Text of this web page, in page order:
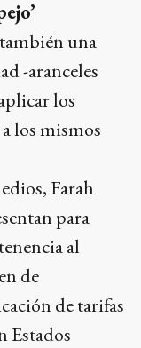
una
-aranceles
los
los mismos
Farah
para
al
de
de tarifas
Estados